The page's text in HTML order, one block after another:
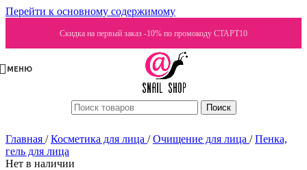
Перейти к основному содержимому
Скидка на первый заказ -10% по промокоду СТАРТ10
МЕНЮ
Поиск
Главная / Косметика для лица / Очищение для лица / Пенка,
гель для лица
Нет в наличии